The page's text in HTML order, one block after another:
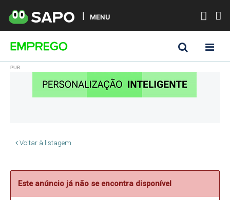
MENU
Voltar à listagem
Este anúncio já não se encontra disponível